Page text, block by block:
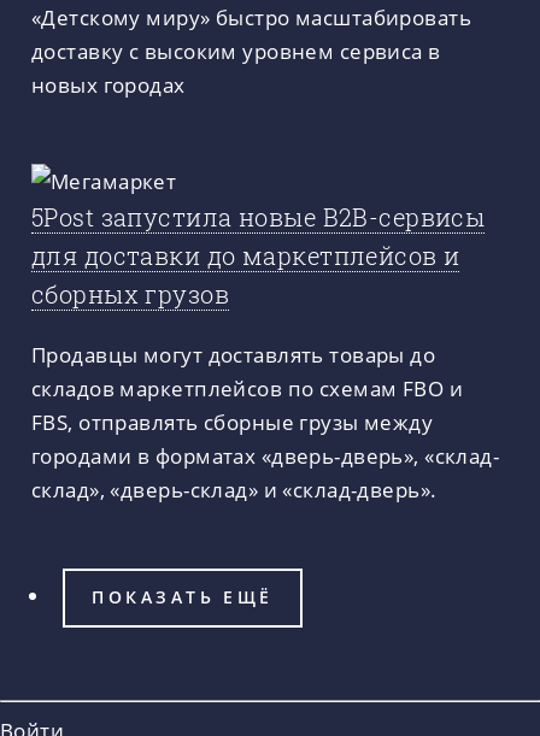
«Детскому миру» быстро масштабировать
доставку с высоким уровнем сервиса в
новых городах
5Post запустила новые B2B-сервисы
для доставки до маркетплейсов и
сборных грузов
Продавцы могут доставлять товары до
складов маркетплейсов по схемам FBO и
FBS, отправлять сборные грузы между
городами в форматах «дверь-дверь», «склад-
склад», «дверь-склад» и «склад-дверь».
ПОКАЗАТЬ ЕЩЁ
Войти